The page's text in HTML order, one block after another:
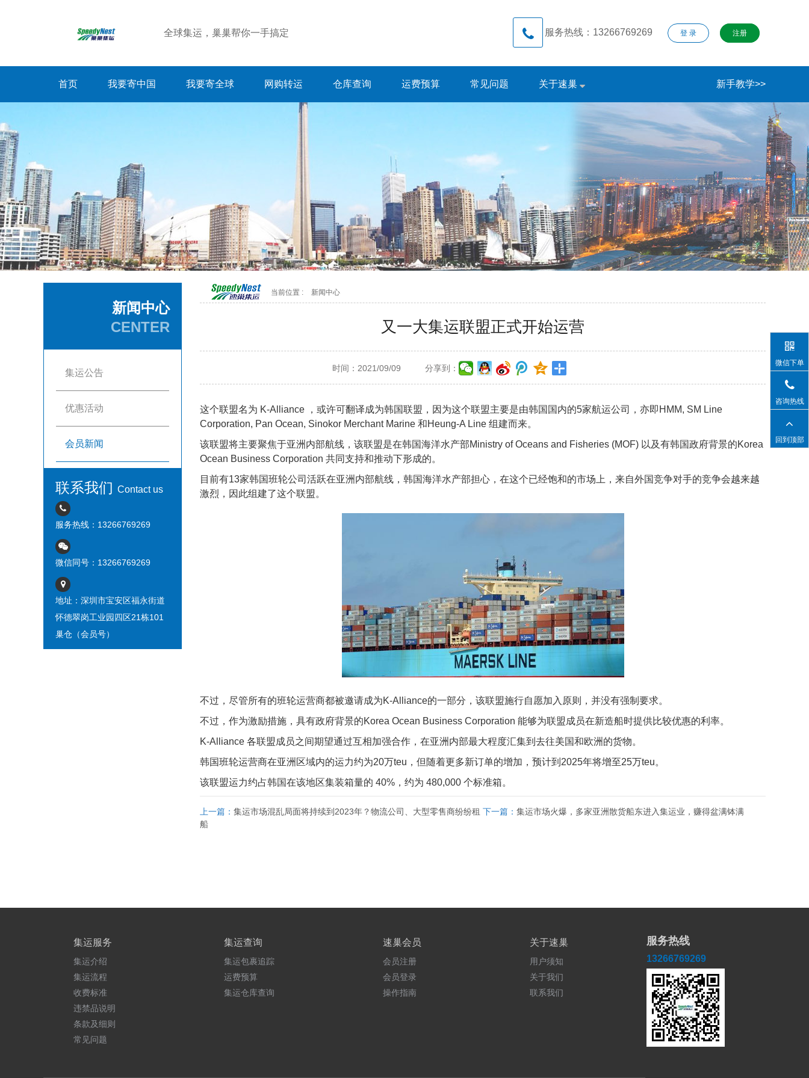
全球集运，巢巢帮你一手搞定 服务热线：13266769269 登 录 注册
首页 我要寄中国 我要寄全球 网购转运 仓库查询 运费预算 常见问题 关于速巢 新手教学>>
新闻中心
CENTER
集运公告
优惠活动
会员新闻
联系我们 Contact us
服务热线：13266769269
微信同号：13266769269
地址：深圳市宝安区福永街道
怀德翠岗工业园四区21栋101
巢仓（会员号）
当前位置 : 新闻中心
又一大集运联盟正式开始运营
时间：2021/09/09 分享到：
这个联盟名为 K-Alliance ，或许可翻译成为韩国联盟，因为这个联盟主要是由韩国国内的5家航运公司，亦即HMM, SM Line
Corporation, Pan Ocean, Sinokor Merchant Marine 和Heung-A Line 组建而来。
该联盟将主要聚焦于亚洲内部航线，该联盟是在韩国海洋水产部Ministry of Oceans and Fisheries (MOF) 以及有韩国政府背景的Korea
Ocean Business Corporation 共同支持和推动下形成的。
目前有13家韩国班轮公司活跃在亚洲内部航线，韩国海洋水产部担心，在这个已经饱和的市场上，来自外国竞争对手的竞争会越来越
激烈，因此组建了这个联盟。
不过，尽管所有的班轮运营商都被邀请成为K-Alliance的一部分，该联盟施行自愿加入原则，并没有强制要求。
不过，作为激励措施，具有政府背景的Korea Ocean Business Corporation 能够为联盟成员在新造船时提供比较优惠的利率。
K-Alliance 各联盟成员之间期望通过互相加强合作，在亚洲内部最大程度汇集到去往美国和欧洲的货物。
韩国班轮运营商在亚洲区域内的运力约为20万teu，但随着更多新订单的增加，预计到2025年将增至25万teu。
该联盟运力约占韩国在该地区集装箱量的 40%，约为 480,000 个标准箱。
上一篇： 集运市场混乱局面将持续到2023年？物流公司、大型零售商纷纷租
船
下一篇： 集运市场火爆，多家亚洲散货船东进入集运业，赚得盆满钵满
集运服务
集运介绍
集运流程
收费标准
违禁品说明
条款及细则
常见问题
集运查询
集运包裹追踪
运费预算
集运仓库查询
速巢会员
会员注册
会员登录
操作指南
关于速巢
用户须知
关于我们
联系我们
服务热线
13266769269
微信下单
咨询热线
回到顶部